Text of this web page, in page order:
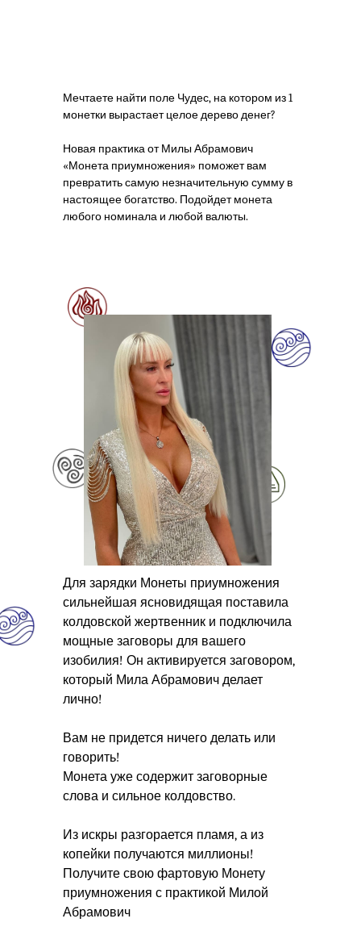
Мечтаете найти поле Чудес, на котором из 1
монетки вырастает целое дерево денег?
Новая практика от Милы Абрамович
«Монета приумножения» поможет вам
превратить самую незначительную сумму в
настоящее богатство. Подойдет монета
любого номинала и любой валюты.
Для зарядки Монеты приумножения
сильнейшая ясновидящая поставила
колдовской жертвенник и подключила
мощные заговоры для вашего
изобилия! Он активируется заговором,
который Мила Абрамович делает
лично!
Вам не придется ничего делать или
говорить!
Монета уже содержит заговорные
слова и сильное колдовство.
Из искры разгорается пламя, а из
копейки получаются миллионы!
Получите свою фартовую Монету
приумножения с практикой Милой
Абрамович